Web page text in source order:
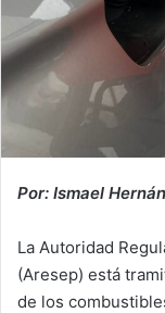
Por: Ismael
La Autoridad
(Aresep) está
de los